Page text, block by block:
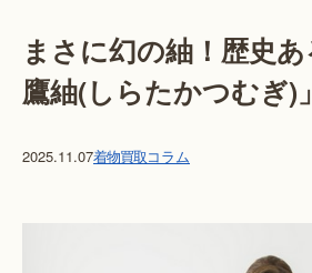
まさに幻の紬！歴史
鷹紬(しらたかつむぎ)」
2025.11.07着物買取コラム